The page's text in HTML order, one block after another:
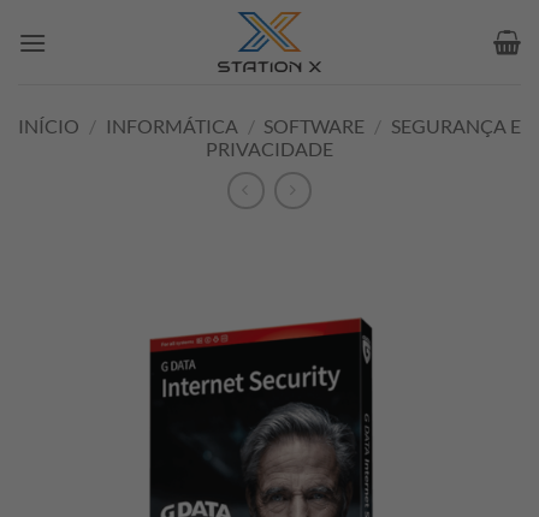
INÍCIO / INFORMÁTICA / SOFTWARE / SEGURANÇA E
PRIVACIDADE